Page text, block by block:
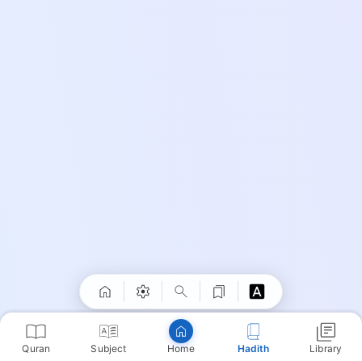
Quran Subject Home Hadith Library